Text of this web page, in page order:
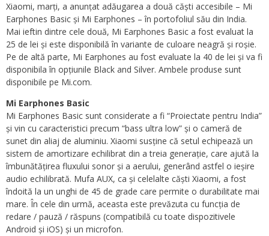
Xiaomi, marți, a anunțat adăugarea a două căști accesibile – Mi
Earphones Basic și Mi Earphones – în portofoliul său din India.
Mai ieftin dintre cele două, Mi Earphones Basic a fost evaluat la
25 de lei și este disponibilă în variante de culoare neagră și roșie.
Pe de altă parte, Mi Earphones au fost evaluate la 40 de lei și va fi
disponibila în opțiunile Black and Silver. Ambele produse sunt
disponibile pe Mi.com.
Mi Earphones Basic
Mi Earphones Basic sunt considerate a fi “Proiectate pentru India”
și vin cu caracteristici precum “bass ultra low” și o cameră de
sunet din aliaj de aluminiu. Xiaomi susține că setul echipează un
sistem de amortizare echilibrat din a treia generație, care ajută la
îmbunătățirea fluxului sonor și a aerului, generând astfel o ieșire
audio echilibrată. Mufa AUX, ca și celelalte căști Xiaomi, a fost
îndoită la un unghi de 45 de grade care permite o durabilitate mai
mare. În cele din urmă, aceasta este prevăzuta cu funcția de
redare / pauză / răspuns (compatibilă cu toate dispozitivele
Android și iOS) și un microfon.